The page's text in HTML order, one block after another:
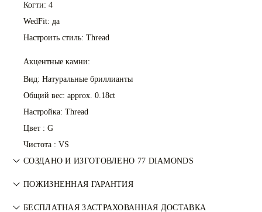
Когти: 4
WedFit: да
Настроить стиль: Thread
Акцентные камни:
Вид: Натуральные бриллианты
Общий вес: approx. 0.18ct
Настройка: Thread
Цвет : G
Чистота : VS
СОЗДАНО И ИЗГОТОВЛЕНО 77 DIAMONDS
Искусство ювелирного мастерства, воплощённое
ПОЖИЗНЕННАЯ ГАРАНТИЯ
При любой покупке в 77 Diamonds предоставляется
БЕСПЛАТНАЯ ЗАСТРАХОВАННАЯ ДОСТАВКА